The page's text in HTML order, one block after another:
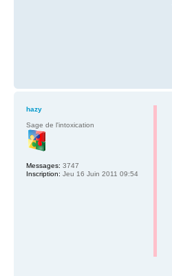
hazy
Sage de l'intoxication
Messages: 3747
Inscription: Jeu 16 Juin 2011 09:54